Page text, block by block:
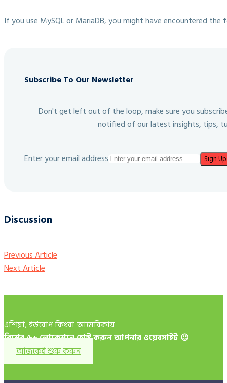
If you use MySQL or MariaDB, you might have encountered
Subscribe To Our Newsletter
Don't get left out of the loop, make sure you
notified of our latest insights, tips,
Enter your email address Sign Up
Discussion
Previous Article
Next Article
এশিয়া, ইউরোপ কিংবা আমেরিকায়
বিশ্বের ৬+ লোকেশনে হোস্ট করুন আপনার ওয়েবসাইট 😉️
আজকেই শুরু করুন